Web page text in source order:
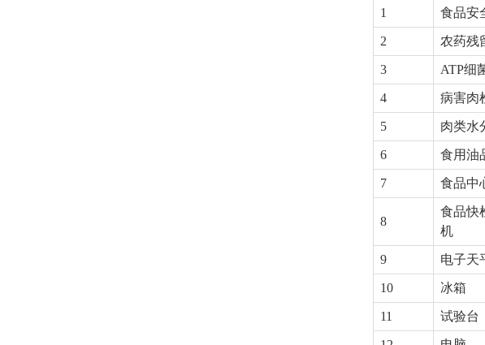
1 食品安
2 农药残
3 ATP细
4 病害肉
5 肉类水
6 食用油
7 食品中
8
食品快
机
9 电子天
10 冰箱
11 试验台